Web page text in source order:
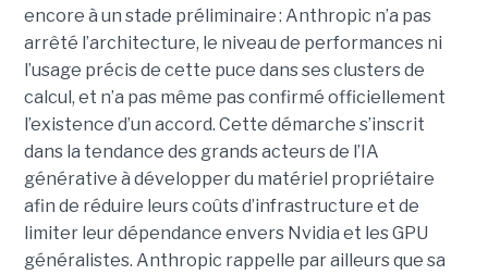
encore à un stade préliminaire : Anthropic n’a pas
arrêté l’architecture, le niveau de performances ni
l’usage précis de cette puce dans ses clusters de
calcul, et n’a pas même pas confirmé officiellement
l’existence d’un accord. Cette démarche s’inscrit
dans la tendance des grands acteurs de l’IA
générative à développer du matériel propriétaire
afin de réduire leurs coûts d’infrastructure et de
limiter leur dépendance envers Nvidia et les GPU
généralistes. Anthropic rappelle par ailleurs que sa